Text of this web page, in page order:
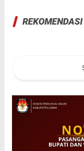
REKOMENDASI